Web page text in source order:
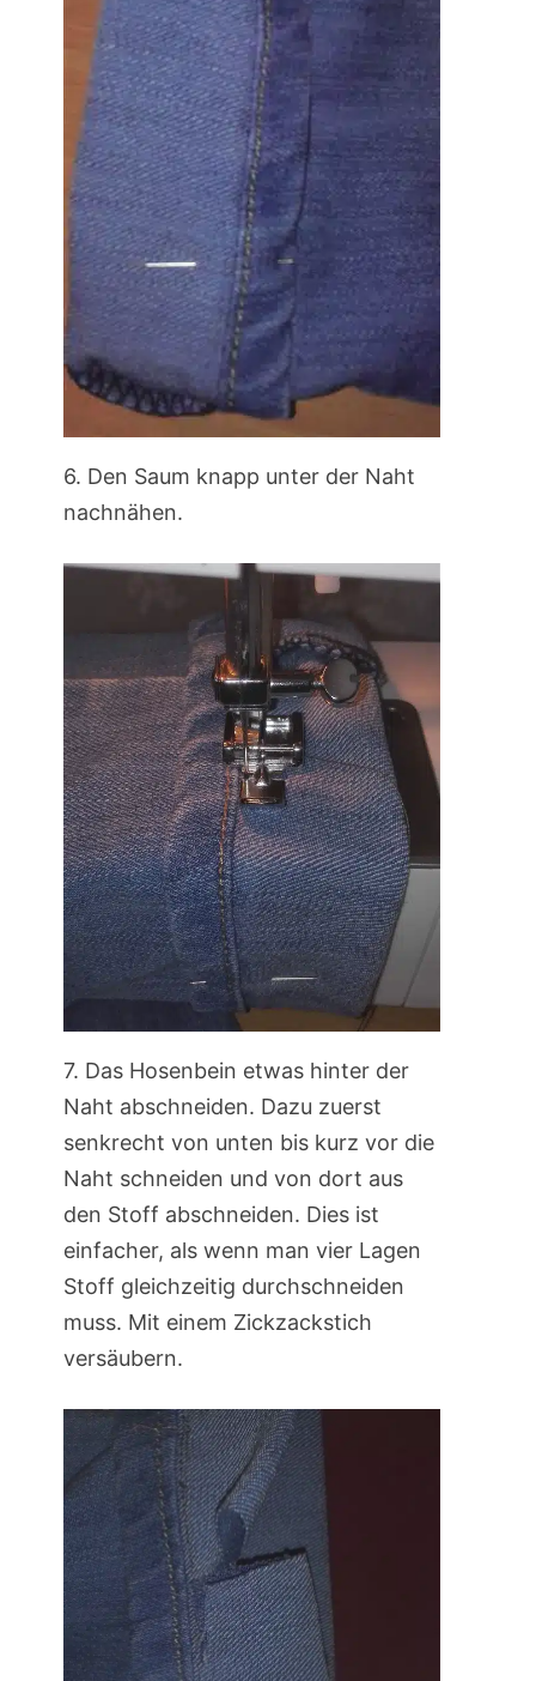
6. Den Saum knapp unter der Naht
nachnähen.
7. Das Hosenbein etwas hinter der
Naht abschneiden. Dazu zuerst
senkrecht von unten bis kurz vor die
Naht schneiden und von dort aus
den Stoff abschneiden. Dies ist
einfacher, als wenn man vier Lagen
Stoff gleichzeitig durchschneiden
muss. Mit einem Zickzackstich
versäubern.